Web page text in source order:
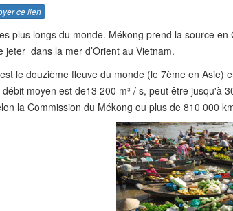
ce lien
plus longs du monde. Mékong prend la source
jeter dans la mer d’Orient au Vietnam.
est le douzième fleuve du monde (le 7ème en Asie)
moyen est de13 200 m³ / s, peut être jusqu'à
la Commission du Mékong ou plus de 810 000